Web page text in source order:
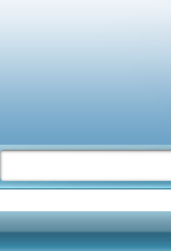
Hohe Wertung